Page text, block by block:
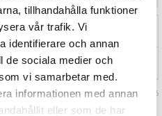
tillhandahålla funktioner
vår trafik. Vi
identifierare och annan
de sociala medier och
vi samarbetar med.
informationen med annan
eller som de har
Art. nr 127786